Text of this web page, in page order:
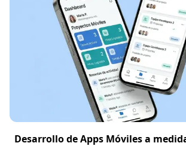
Desarrollo de Apps Móviles a